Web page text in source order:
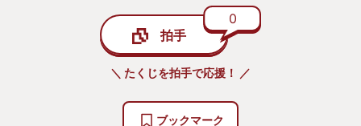
（インプラント）して、自身の能力強化ができる。
銃撃・ステルス・近接・ハッキング等、自分の得意
な戦い方に特化した強化がすこぶる楽しい。
腕部仕込みブレード、壁向こうの敵を探知するセン
サーアイ、二段ジャンプ脚、回復機能付き心肺な
拍手
0
＼ たくじを拍手で応援！ ／
ブックマーク